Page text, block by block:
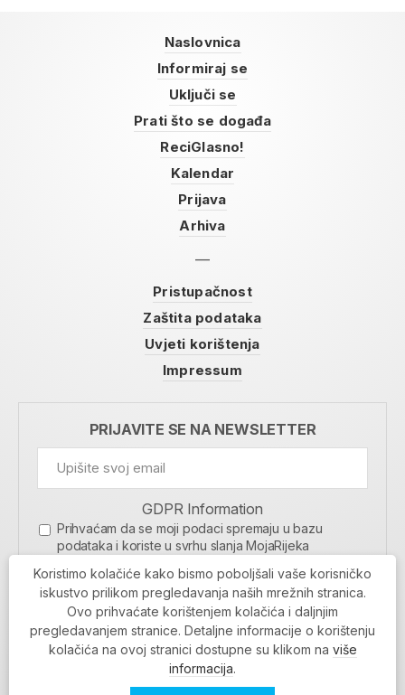
Naslovnica
Informiraj se
Uključi se
Prati što se događa
ReciGlasno!
Kalendar
Prijava
Arhiva
Pristupačnost
Zaštita podataka
Uvjeti korištenja
Impressum
PRIJAVITE SE NA NEWSLETTER
GDPR Information
Prihvaćam da se moji podaci spremaju u bazu
podataka i koriste u svrhu slanja MojaRijeka
MOJARIJEKA NEWSLETTER
PRIJAVI SE
Koristimo kolačiće kako bismo poboljšali vaše korisničko
iskustvo prilikom pregledavanja naših mrežnih stranica.
Ovo prihvaćate korištenjem kolačića i daljnjim
pregledavanjem stranice. Detaljne informacije o korištenju
kolačića na ovoj stranici dostupne su klikom na više
informacija.